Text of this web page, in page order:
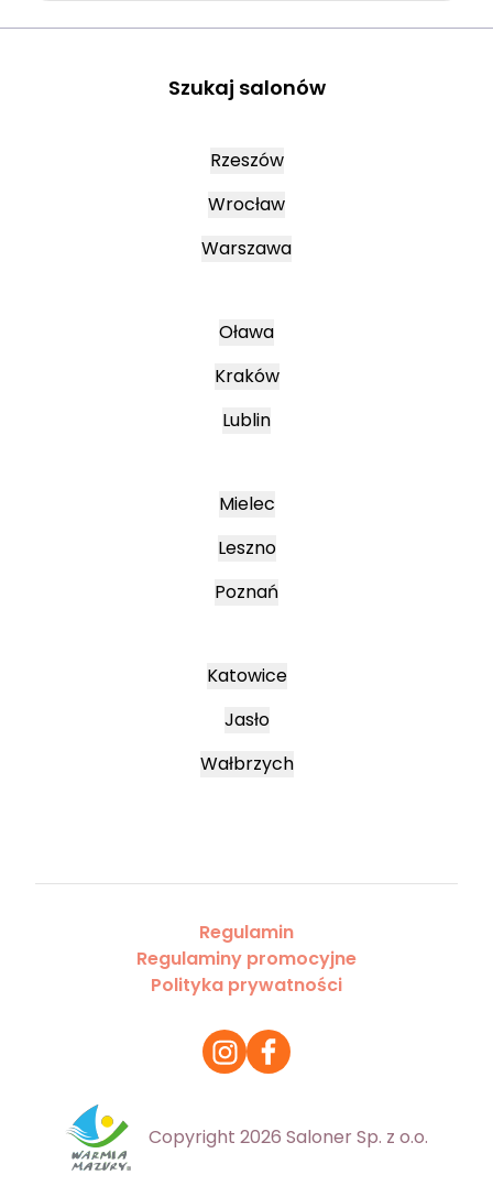
Szukaj salonów
Rzeszów
Wrocław
Warszawa
Oława
Kraków
Lublin
Mielec
Leszno
Poznań
Katowice
Jasło
Wałbrzych
Regulamin
Regulaminy promocyjne
Polityka prywatności
Copyright 2026 Saloner Sp. z o.o.